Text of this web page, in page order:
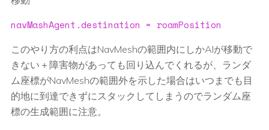
navMashAgent.destination = roamPosition
このやり方の利点はNavMeshの範囲内にしかAIが移動で
きない＋障害物があっても回り込んでくれるが、ランダ
ム座標がNavMeshの範囲外を示した場合はいつまでも目
的地に到達できずにスタックしてしまうのでランダム座
標の生成範囲に注意。